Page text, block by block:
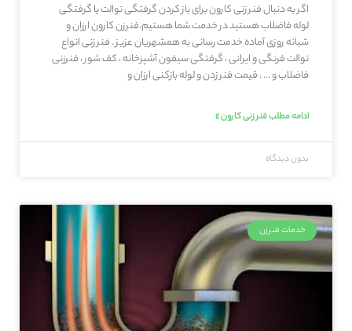
اگر به دنبال فنر زنی کارون برای باز کردن گرفتگی توالت یا گرفتگی
لوله فاضلاب هستید در خدمت شما هستیم.فنرزن کارون ارزان و
شبانه روزی آماده خدمت رسانی به همشهریان عزیز . فنر زنی انواع
توالت فرنگی و ایرانی ، گرفتگی سیفون آشپزخانه ، کف شور ، فنرزنی
فاضلاب و … . قیمت فنر زدن و لوله بازکنی ارزان و
ادامه مطلب فنر زنی کارون »
بدون دیدگاه
خدمات فنرزن